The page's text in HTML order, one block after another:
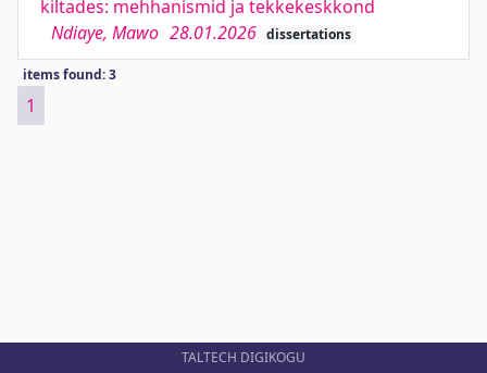
kiltades: mehhanismid ja tekkekeskkond
Ndiaye, Mawo 28.01.2026 dissertations
items found: 3
1
TALTECH DIGIKOGU